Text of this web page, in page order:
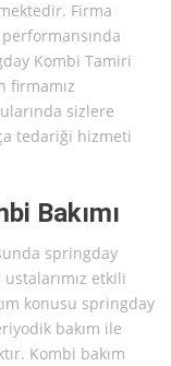
Firma
Kombi Tamiri
firmamız
sizlere
tedariği hizmeti
Bakımı
springday
etkili
konusu springday
bakım ile
Kombi bakım